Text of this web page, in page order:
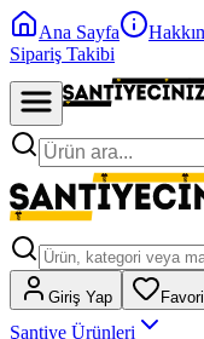
Ana Sayfa
Sipariş Takibi
Giriş Yap
Şantiye Ürünleri